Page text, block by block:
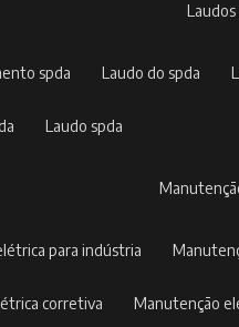
spda laudo do spda
laudo spda
para indústria
corretiva manutenção